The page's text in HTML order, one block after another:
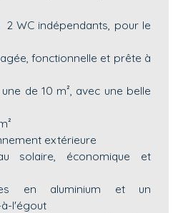
2 WC indépendants, pour le
fonctionnelle et prête à
de 10 m², avec une belle
extérieure
solaire, économique et
en aluminium et un
l'égout